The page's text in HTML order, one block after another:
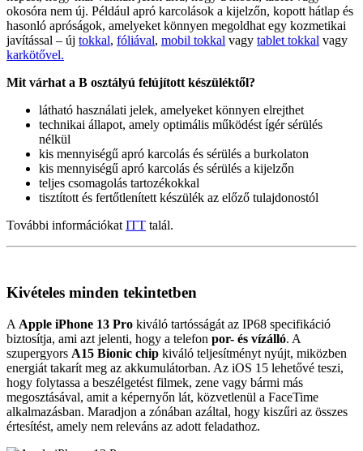
okosóra nem új. Például apró karcolások a kijelzőn, kopott hátlap és
hasonló apróságok, amelyeket könnyen megoldhat egy kozmetikai
javítással – új tokkal, fóliával, mobil tokkal vagy tablet tokkal vagy
karkötővel.
Mit várhat a B osztályú felújított készüléktől?
látható használati jelek, amelyeket könnyen elrejthet
technikai állapot, amely optimális működést ígér sérülés
nélkül
kis mennyiségű apró karcolás és sérülés a burkolaton
kis mennyiségű apró karcolás és sérülés a kijelzőn
teljes csomagolás tartozékokkal
tisztított és fertőtlenített készülék az előző tulajdonostól
További információkat ITT talál.
Kivételes minden tekintetben
A Apple iPhone 13 Pro kiváló tartósságát az IP68 specifikáció
biztosítja, ami azt jelenti, hogy a telefon por- és vízálló. A
szupergyors A15 Bionic chip kiváló teljesítményt nyújt, miközben
energiát takarít meg az akkumulátorban. Az iOS 15 lehetővé teszi,
hogy folytassa a beszélgetést filmek, zene vagy bármi más
megosztásával, amit a képernyőn lát, közvetlenül a FaceTime
alkalmazásban. Maradjon a zónában azáltal, hogy kiszűri az összes
értesítést, amely nem releváns az adott feladathoz.